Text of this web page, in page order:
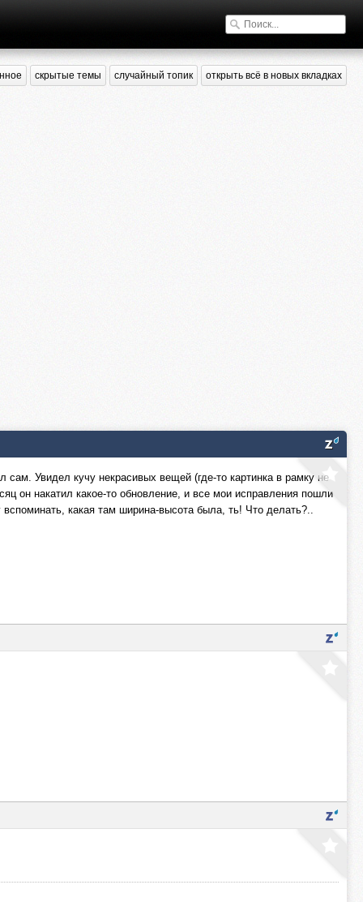
скрытые темы случайный топик открыть всё в новых вкладках
Увидел кучу некрасивых вещей (где-то картинка в рамку не
он накатил какое-то обновление, и все мои исправления пошли
какая там ширина-высота была, ть! Что делать?..